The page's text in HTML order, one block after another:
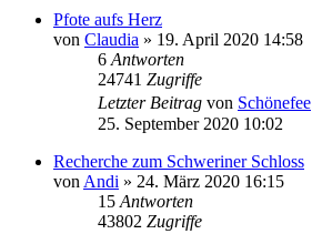
Pfote aufs Herz
von Claudia » 19. April 2020 14:58
6 Antworten
24741 Zugriffe
Letzter Beitrag von Schönefee
25. September 2020 10:02
Recherche zum Schweriner Schloss
von Andi » 24. März 2020 16:15
15 Antworten
43802 Zugriffe